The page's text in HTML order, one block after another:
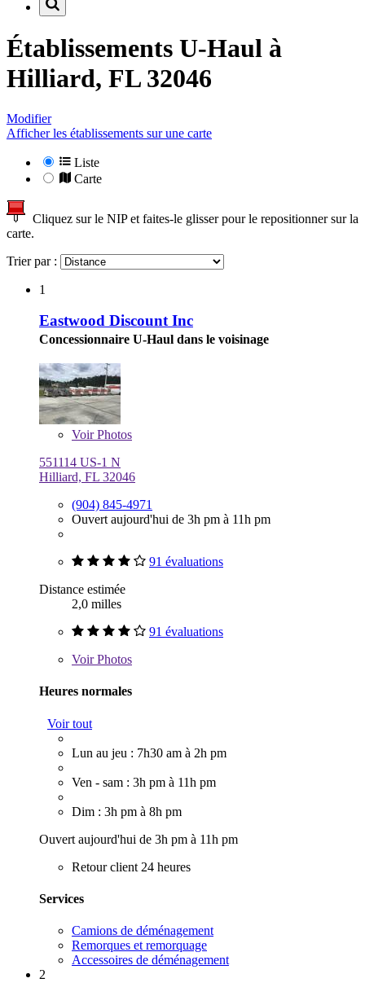
Établissements U-Haul à
Hilliard, FL 32046
Modifier
Afficher les établissements sur une carte
Liste
Carte
Cliquez sur le NIP et faites-le glisser pour le repositionner sur la
carte.
Trier par :
1
Eastwood Discount Inc
Concessionnaire U-Haul dans le voisinage
VoirPhotos
551114 US-1 N
Hilliard, FL 32046
(904) 845-4971
Ouvert aujourd'hui de 3h pm à 11h pm
91 évaluations
Distance estimée
2,0 milles
91 évaluations
VoirPhotos
Heures normales
Voir tout
Lun au jeu : 7h30 am à 2h pm
Ven - sam : 3h pm à 11h pm
Dim : 3h pm à 8h pm
Ouvert aujourd'hui de 3h pm à 11h pm
Retour client 24 heures
Services
Camions de déménagement
Remorques et remorquage
Accessoires de déménagement
2